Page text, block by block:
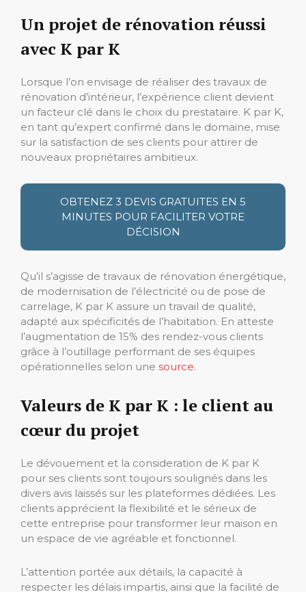
Un projet de rénovation réussi
avec K par K
Lorsque l’on envisage de réaliser des travaux de
rénovation d’intérieur, l’expérience client devient
un facteur clé dans le choix du prestataire. K par K,
en tant qu’expert confirmé dans le domaine, mise
sur la satisfaction de ses clients pour attirer de
nouveaux propriétaires ambitieux.
OBTENEZ 3 DEVIS GRATUITES EN 5
MINUTES POUR FACILITER VOTRE
DÉCISION
Qu’il s’agisse de travaux de rénovation énergétique,
de modernisation de l’électricité ou de pose de
carrelage, K par K assure un travail de qualité,
adapté aux spécificités de l’habitation. En atteste
l’augmentation de 15% des rendez-vous clients
grâce à l’outillage performant de ses équipes
opérationnelles selon une source.
Valeurs de K par K : le client au
cœur du projet
Le dévouement et la consideration de K par K
pour ses clients sont toujours soulignés dans les
divers avis laissés sur les plateformes dédiées. Les
clients apprécient la flexibilité et le sérieux de
cette entreprise pour transformer leur maison en
un espace de vie agréable et fonctionnel.
L’attention portée aux détails, la capacité à
respecter les délais impartis, ainsi que la facilité de